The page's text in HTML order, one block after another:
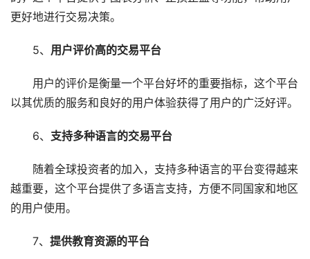
更好地进行交易决策。
5、 用户评价高的交易平台
用户的评价是衡量一个平台好坏的重要指标，这个平台
以其优质的服务和良好的用户体验获得了用户的广泛好评。
6、 支持多种语言的交易平台
随着全球投资者的加入，支持多种语言的平台变得越来
越重要，这个平台提供了多语言支持，方便不同国家和地区
的用户使用。
7、 提供教育资源的平台